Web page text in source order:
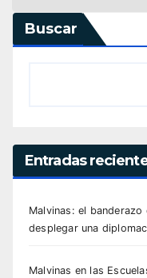
Buscar
Entradas
Malvinas: el
desplegar una
Malvinas en las